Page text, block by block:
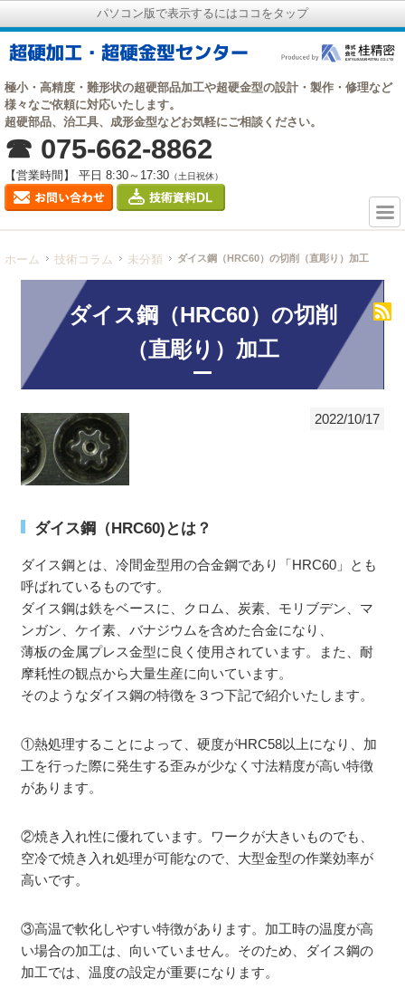
パソコン版で表示するにはココをタップ
極小・高精度・難形状の超硬部品加工や超硬金型の設計・製作・修理など
様々なご依頼に対応いたします。
超硬部品、治工具、成形金型などお気軽にご相談ください。
☎ 075-662-8862
【営業時間】 平日 8:30～17:30 （土日祝休）
ホーム 技術コラム 未分類 ダイス鋼（HRC60）の切削（直彫り）加工
ダイス鋼（HRC60）の切削
（直彫り）加工
2022/10/17
ダイス鋼（HRC60)とは？
ダイス鋼とは、冷間金型用の合金鋼であり「HRC60」とも
呼ばれているものです。
ダイス鋼は鉄をベースに、クロム、炭素、モリブデン、マ
ンガン、ケイ素、バナジウムを含めた合金になり、
薄板の金属プレス金型に良く使用されています。また、耐
摩耗性の観点から大量生産に向いています。
そのようなダイス鋼の特徴を３つ下記で紹介いたします。
①熱処理することによって、硬度がHRC58以上になり、加
工を行った際に発生する歪みが少なく寸法精度が高い特徴
があります。
②焼き入れ性に優れています。ワークが大きいものでも、
空冷で焼き入れ処理が可能なので、大型金型の作業効率が
高いです。
③高温で軟化しやすい特徴があります。加工時の温度が高
い場合の加工は、向いていません。そのため、ダイス鋼の
加工では、温度の設定が重要になります。